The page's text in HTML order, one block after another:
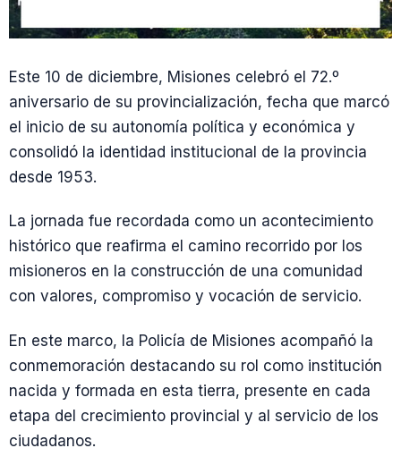
Este 10 de diciembre, Misiones celebró el 72.º
aniversario de su provincialización, fecha que marcó
el inicio de su autonomía política y económica y
consolidó la identidad institucional de la provincia
desde 1953.
La jornada fue recordada como un acontecimiento
histórico que reafirma el camino recorrido por los
misioneros en la construcción de una comunidad
con valores, compromiso y vocación de servicio.
En este marco, la Policía de Misiones acompañó la
conmemoración destacando su rol como institución
nacida y formada en esta tierra, presente en cada
etapa del crecimiento provincial y al servicio de los
ciudadanos.